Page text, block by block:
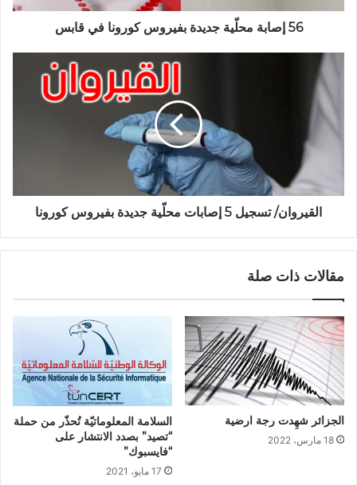
56 إصابة محلّية جديدة بفيروس كورونا في قابس
القيروان/ تسجيل 5 إصابات محلّية جديدة بفيروس كورونا
مقالات ذات صلة
الجزائر شهِدت رجة ارضية
18 مارس، 2022
السلامة المعلوماتيّة تُحذّر من حملة
“تصيد” بصدد الانتشار على
“فايسبوك”
17 مايو، 2021